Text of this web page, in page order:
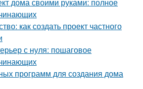
дома своими руками: полное
как создать проект частного
с нуля: пошаговое
программ для создания дома